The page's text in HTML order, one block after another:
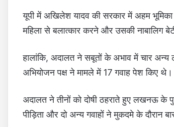
यूपी में अखिलेश यादव की सरकार में अहम
महिला से बलात्कार करने और उसकी नाबालिग
हालांकि, अदालत ने सबूतों के अभाव में चार अन्य
अभियोजन पक्ष ने मामले में 17 गवाह पेश किए थे।
अदालत ने तीनों को दोषी ठहराते हुए लखनऊ के
पीड़िता और दो अन्य गवाहों ने मुकदमे के दौरान